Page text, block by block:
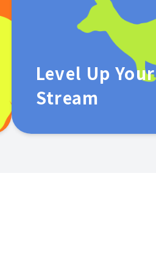
Level Up Your
Stream